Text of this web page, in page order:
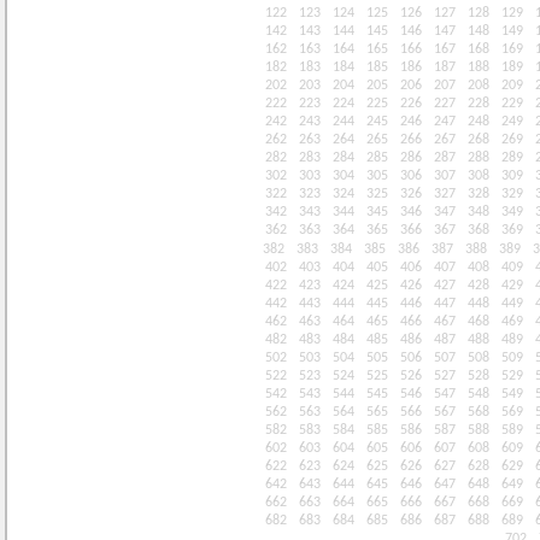
122
123 124 125 126 127 128 129
142
143 144 145 146 147 148 149
162
163 164 165 166 167 168 169
182
183 184 185 186 187 188 189
202
203 204 205 206 207 208 209
222
223 224 225 226 227 228 229
242
243 244 245 246 247 248 249
262
263 264 265 266 267 268 269
282
283 284 285 286 287 288 289
302
303 304 305 306 307 308 309
322
323 324 325 326 327 328 329
342
343 344 345 346 347 348 349
362
363 364 365 366 367 368 369
382
383 384 385 386 387 388 389
402
403 404 405 406 407 408 409
422
423 424 425 426 427 428 429
442
443 444 445 446 447 448 449
462
463 464 465 466 467 468 469
482
483 484 485 486 487 488 489
502
503 504 505 506 507 508 509
522
523 524 525 526 527 528 529
542
543 544 545 546 547 548 549
562
563 564 565 566 567 568 569
582
583 584 585 586 587 588 589
602
603 604 605 606 607 608 609
622
623 624 625 626 627 628 629
642
643 644 645 646 647 648 649
662
663 664 665 666 667 668 669
682
683 684 685 686 687 688 689